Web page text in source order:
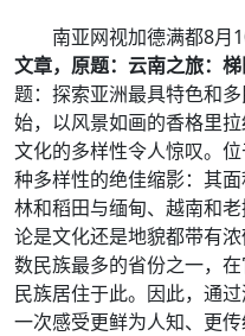
南亚网视加德满都8月
文章，原题：云南之旅：
题：探索亚洲最具特色和
始，以风景如画的香格里
文化的多样性令人惊叹。
种多样性的绝佳缩影：其
林和稻田与缅甸、越南和
论是文化还是地貌都带有
数民族最多的省份之一，
民族居住于此。因此，通
一次感受更鲜为人知、更传